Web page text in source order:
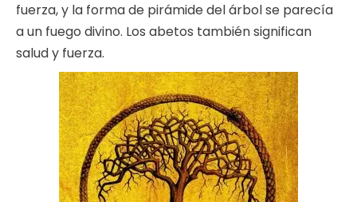
fuerza, y la forma de pirámide del árbol se parecía
a un fuego divino. Los abetos también significan
salud y fuerza.